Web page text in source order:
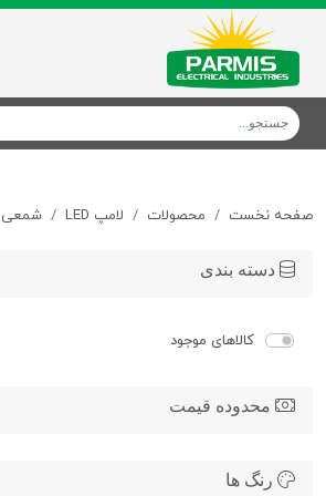
صفحه نخست محصولات لامپ LED شمعی
دسته بندی
کالاهای موجود
محدوده قیمت
رنگ ها